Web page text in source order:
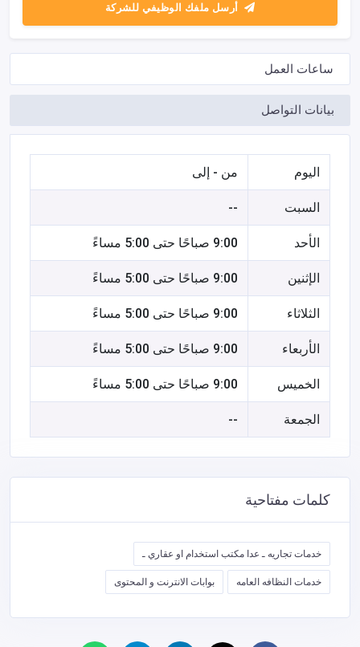
أرسل ملفك الوظيفي للشركة
ساعات العمل
بيانات التواصل
اليوم من - إلى
السبت --
الأحد 9:00 صباحًا حتى 5:00 مساءً
الإثنين 9:00 صباحًا حتى 5:00 مساءً
الثلاثاء 9:00 صباحًا حتى 5:00 مساءً
الأربعاء 9:00 صباحًا حتى 5:00 مساءً
الخميس 9:00 صباحًا حتى 5:00 مساءً
الجمعة --
كلمات مفتاحية
خدمات تجاريه ـ عدا مكتب استخدام او عقاري ـ
خدمات النظافه العامه بوابات الانترنت و المحتوى